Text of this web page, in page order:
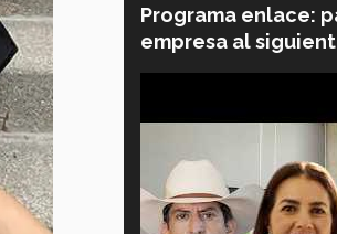
Programa enlace:
empresa al